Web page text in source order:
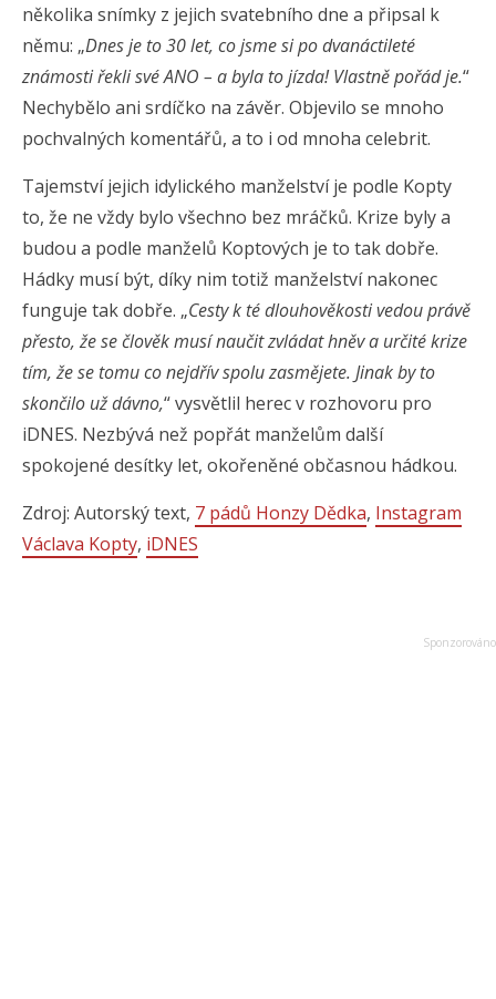
několika snímky z jejich svatebního dne a připsal k
němu: „Dnes je to 30 let, co jsme si po dvanáctileté
známosti řekli své ANO – a byla to jízda! Vlastně pořád je.“
Nechybělo ani srdíčko na závěr. Objevilo se mnoho
pochvalných komentářů, a to i od mnoha celebrit.
Tajemství jejich idylického manželství je podle Kopty
to, že ne vždy bylo všechno bez mráčků. Krize byly a
budou a podle manželů Koptových je to tak dobře.
Hádky musí být, díky nim totiž manželství nakonec
funguje tak dobře. „Cesty k té dlouhověkosti vedou právě
přesto, že se člověk musí naučit zvládat hněv a určité krize
tím, že se tomu co nejdřív spolu zasmějete. Jinak by to
skončilo už dávno,“ vysvětlil herec v rozhovoru pro
iDNES. Nezbývá než popřát manželům další
spokojené desítky let, okořeněné občasnou hádkou.
Zdroj: Autorský text, 7 pádů Honzy Dědka, Instagram
Václava Kopty, iDNES